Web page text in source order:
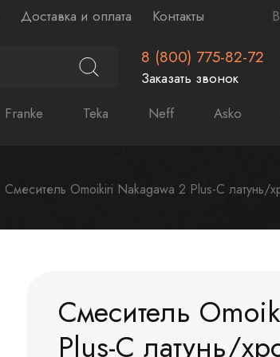
Доставка и оплата Контакты
8 (800) 775-82-72
Заказать звонок
Franke Teka Neff Asko
Смеситель Omoikiri Nakagawa 2 Plus-C латунь/
Смеситель
Plus-C латунь/